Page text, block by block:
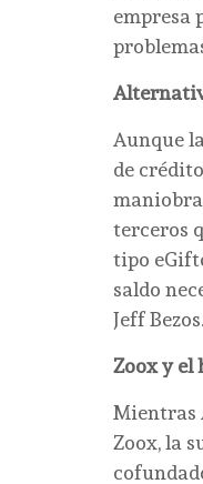
empresa
Aunque
de
terceros
tipo
saldo
Jeff Bezos.
Zoox y el
Mientras
Zoox, la